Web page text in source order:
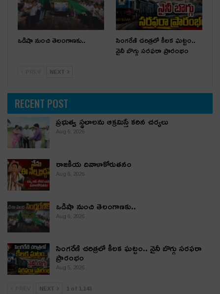
ఒడిషా నుంచి తెలంగాణ‌కు.. సింగరేణి చరిత్రలో కీలక ఘట్టం..
నైనీ బొగ్గు సరఫరా ప్రారంభం
NEXT
RECENT POST
ప్రభుత్వ స్థలాలను ఆక్రమిస్తే కఠిన చర్యలు
Aug 6, 2026
రాజకీయ దివాళాకోరుతనం
Aug 6, 2026
ఒడిషా నుంచి తెలంగాణ‌కు..
Aug 6, 2026
సింగరేణి చరిత్రలో కీలక ఘట్టం.. నైనీ బొగ్గు సరఫరా
ప్రారంభం
Aug 5, 2026
NEXT 1 of 1,143